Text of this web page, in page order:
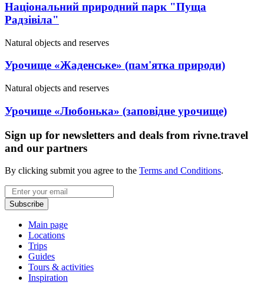
Національний природний парк "Пуща
Радзівіла"
Natural objects and reserves
Урочище «Жаденське» (пам'ятка природи)
Natural objects and reserves
Урочище «Любонька» (заповідне урочище)
Sign up for newsletters and deals from rivne.travel
and our partners
By clicking submit you agree to the Terms and Conditions.
Email
Subscribe
Main page
Locations
Trips
Guides
Tours & activities
Inspiration